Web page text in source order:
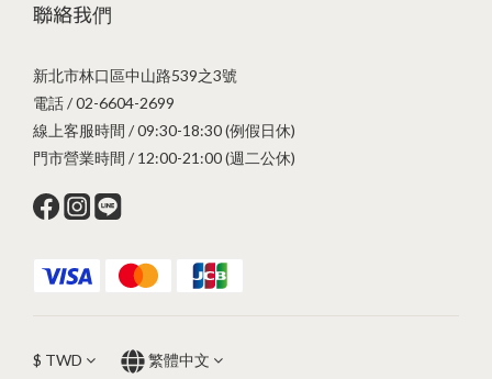
聯絡我們
新北市林口區中山路539之3號
電話 / 02-6604-2699
線上客服時間 / 09:30-18:30 (例假日休)
門市營業時間 / 12:00-21:00 (週二公休)
$ TWD 繁體中文